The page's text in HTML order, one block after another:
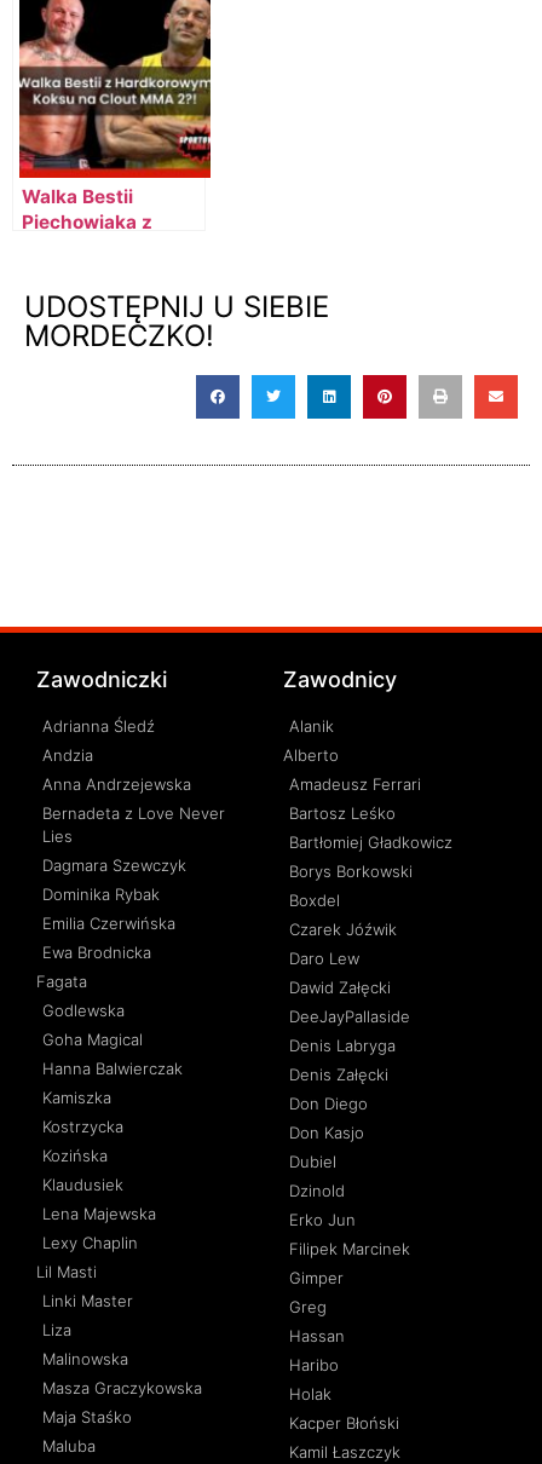
MMA!
Walka Bestii
Piechowiaka z
MMA 2?!
UDOSTĘPNIJ U SIEBIE
MORDECZKO!
Zawodniczki
Adrianna Śledź
Andzia
Anna Andrzejewska
Bernadeta z Love Never
Lies
Dagmara Szewczyk
Dominika Rybak
Emilia Czerwińska
Ewa Brodnicka
Fagata
Godlewska
Goha Magical
Hanna Balwierczak
Kamiszka
Kostrzycka
Kozińska
Klaudusiek
Lena Majewska
Lexy Chaplin
Lil Masti
Linki Master
Liza
Malinowska
Masza Graczykowska
Maja Staśko
Maluba
Zawodnicy
Alanik
Alberto
Amadeusz Ferrari
Bartosz Leśko
Bartłomiej Gładkowicz
Borys Borkowski
Boxdel
Czarek Jóźwik
Daro Lew
Dawid Załęcki
DeeJayPallaside
Denis Labryga
Denis Załęcki
Don Diego
Don Kasjo
Dubiel
Dzinold
Erko Jun
Filipek Marcinek
Gimper
Greg
Hassan
Haribo
Holak
Kacper Błoński
Kamil Łaszczyk